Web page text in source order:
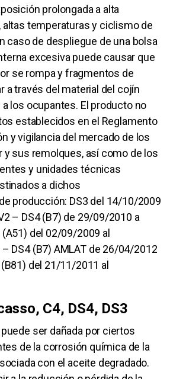
prolongada a alta
altas temperaturas y ciclismo de
caso de despliegue de una bolsa
excesiva puede causar que
se rompa y fragmentos de
a través del material del cojín
los ocupantes. El producto no
establecidos en el Reglamento
y vigilancia del mercado de los
sus remolques, así como de los
y unidades técnicas
a dichos
producción: DS3 del 14/10/2009
– DS4 (B7) de 29/09/2010 a
del 02/09/2009 al
DS4 (B7) AMLAT de 26/04/2012
del 21/11/2011 al
C4, DS4, DS3
ser dañada por ciertos
de la corrosión química de la
con el aceite degradado.